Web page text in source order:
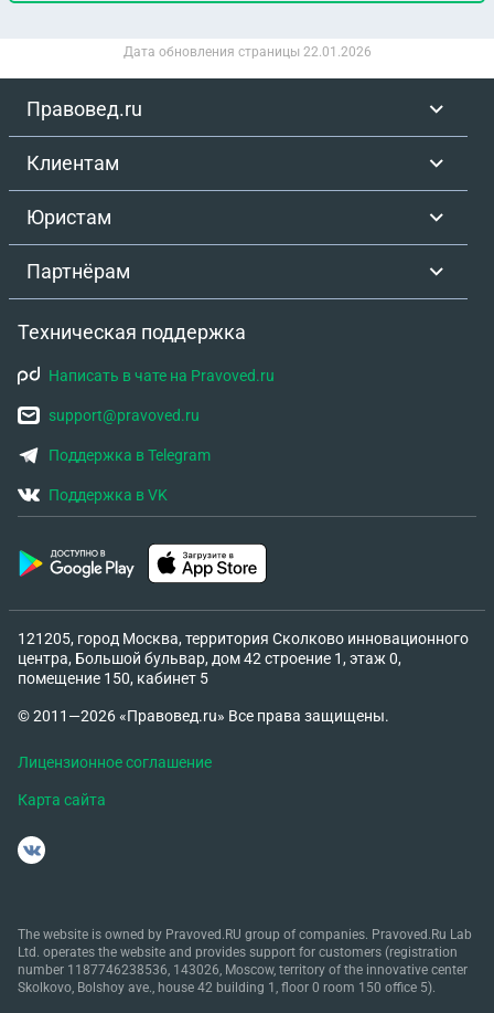
Дата обновления страницы 22.01.2026
Правовед.ru
Клиентам
Юристам
Партнёрам
Техническая поддержка
Написать в чате на Pravoved.ru
support@pravoved.ru
Поддержка в Telegram
Поддержка в VK
121205, город Москва, территория Сколково инновационного
центра, Большой бульвар, дом 42 строение 1, этаж 0,
помещение 150, кабинет 5
© 2011—2026 «Правовед.ru» Все права защищены.
Лицензионное соглашение
Карта сайта
The website is owned by Pravoved.RU group of companies. Pravoved.Ru Lab
Ltd. operates the website and provides support for customers (registration
number 1187746238536, 143026, Moscow, territory of the innovative center
Skolkovo, Bolshoy ave., house 42 building 1, floor 0 room 150 office 5).